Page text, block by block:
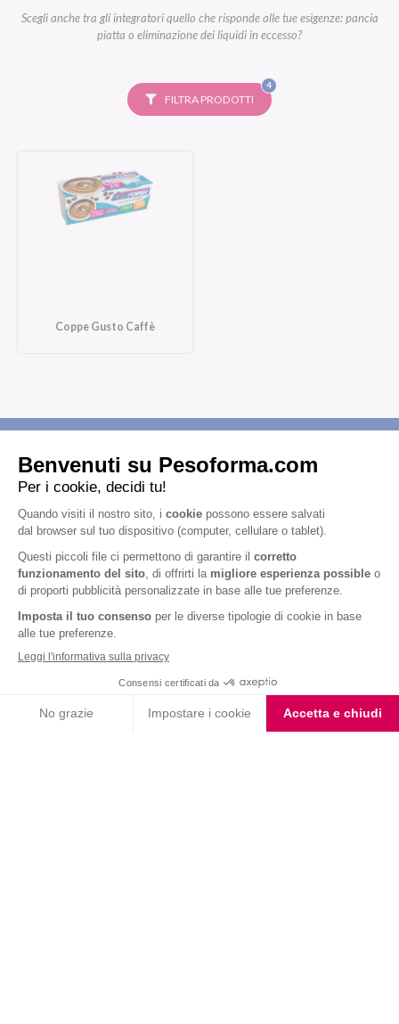
Scegli anche tra gli integratori quello che risponde alle tue esigenze: pancia
piatta o eliminazione dei liquidi in eccesso?
FILTRA PRODOTTI
4FILTRI
SELEZIONATI
Coppe Gusto Caffè
Letta l'informativa privacy, acconsento all'iscrizione alla newsletter
Nutrition & Sante' Italia Spa
via Gioacchino Rossini 1/A